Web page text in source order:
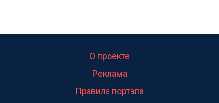
О проекте
Реклама
Правила портала